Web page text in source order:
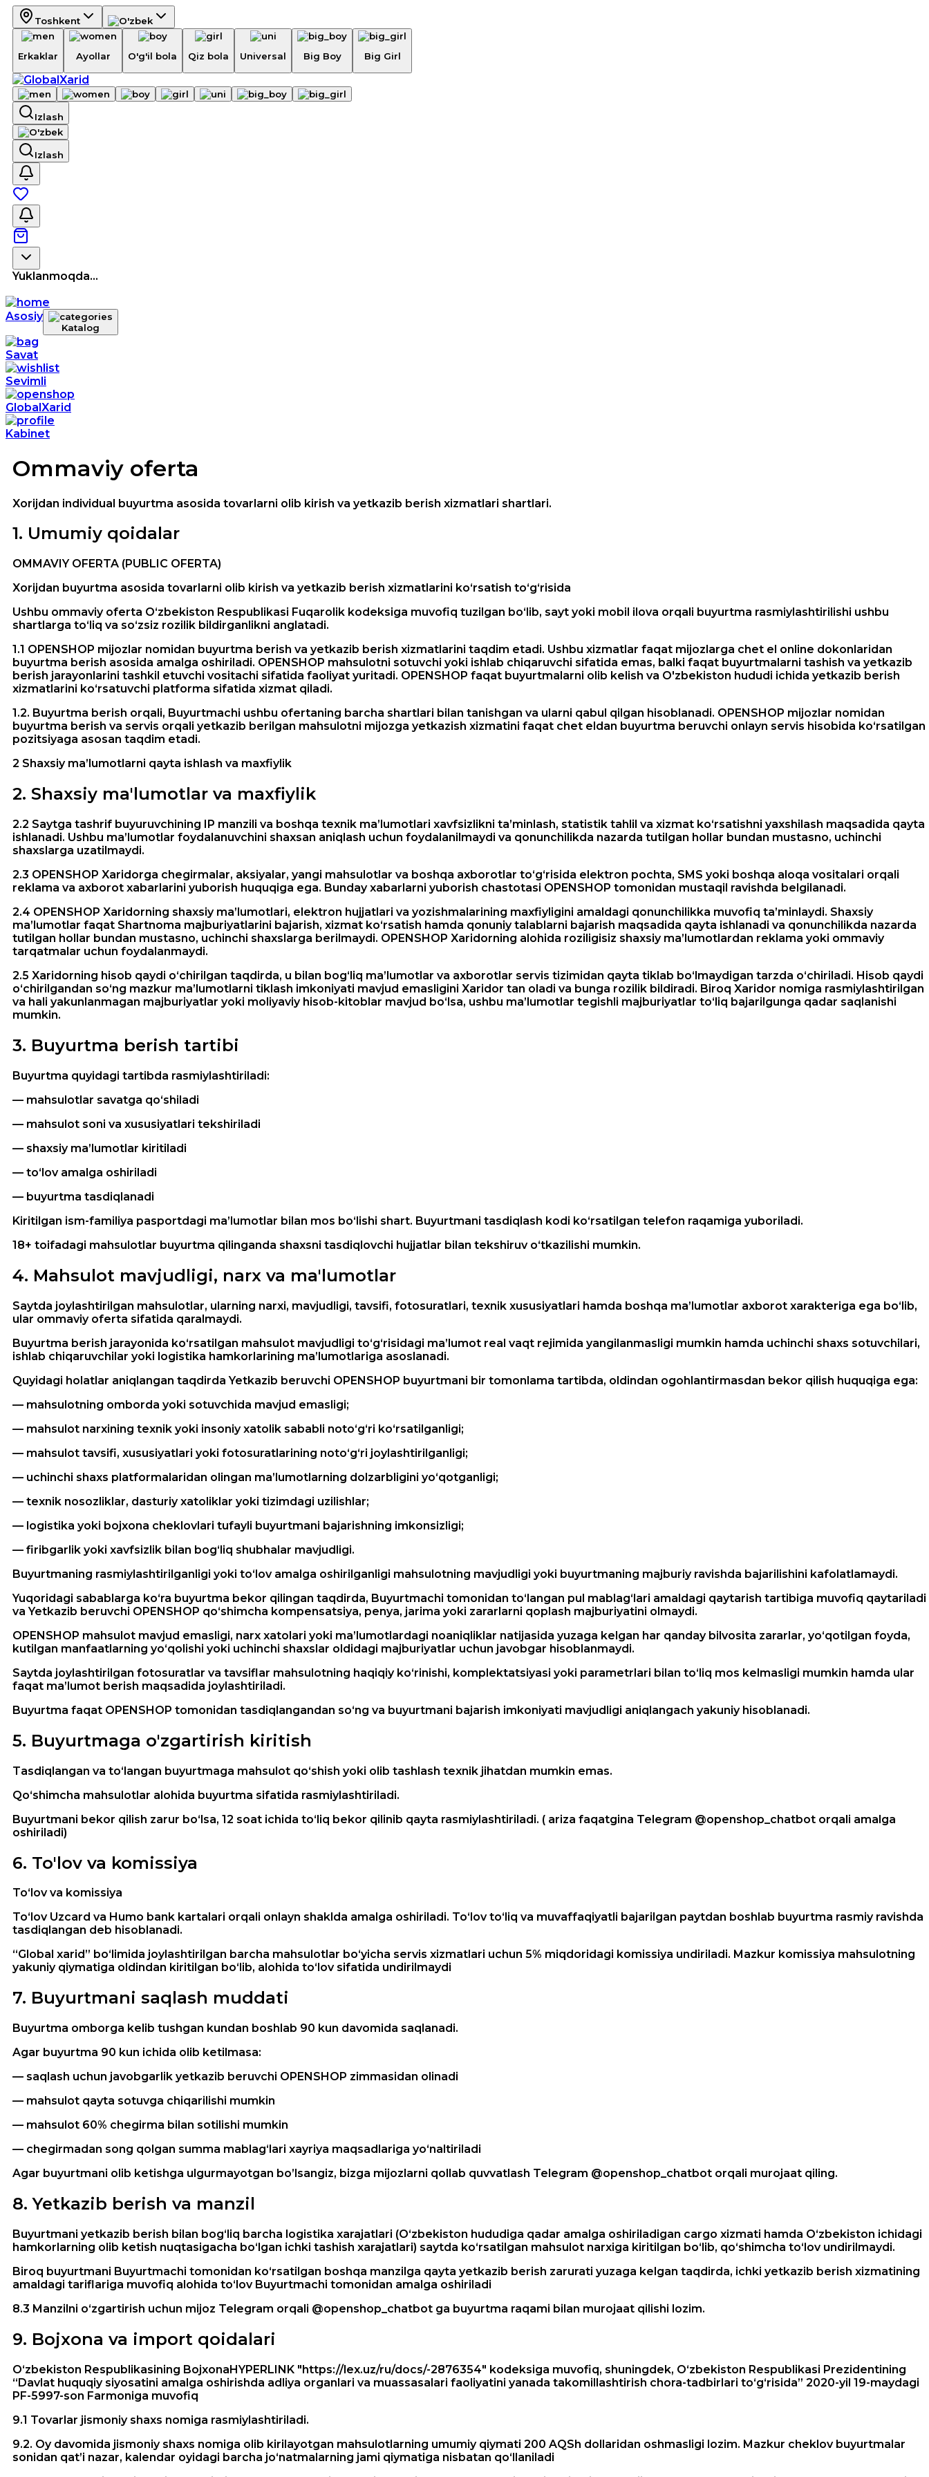
Toshkent
Erkaklar Ayollar O'g'il bola Qiz bola Universal Big Boy Big Girl
Izlash
Izlash
Yuklanmoqda...
Asosiy
Katalog
Savat
Sevimli
GlobalXarid
Kabinet
Ommaviy oferta
Xorijdan individual buyurtma asosida tovarlarni olib kirish va yetkazib berish xizmatlari shartlari.
1. Umumiy qoidalar
OMMAVIY OFERTA (PUBLIC OFERTA)
Xorijdan buyurtma asosida tovarlarni olib kirish va yetkazib berish xizmatlarini ko‘rsatish to‘g‘risida
Ushbu ommaviy oferta O‘zbekiston Respublikasi Fuqarolik kodeksiga muvofiq tuzilgan bo‘lib, sayt yoki mobil ilova orqali buyurtma rasmiylashtirilishi ushbu
shartlarga to‘liq va so‘zsiz rozilik bildirganlikni anglatadi.
1.1 OPENSHOP mijozlar nomidan buyurtma berish va yetkazib berish xizmatlarini taqdim etadi. Ushbu xizmatlar faqat mijozlarga chet el online dokonlaridan
buyurtma berish asosida amalga oshiriladi. OPENSHOP mahsulotni sotuvchi yoki ishlab chiqaruvchi sifatida emas, balki faqat buyurtmalarni tashish va yetkazib
berish jarayonlarini tashkil etuvchi vositachi sifatida faoliyat yuritadi. OPENSHOP faqat buyurtmalarni olib kelish va O'zbekiston hududi ichida yetkazib berish
xizmatlarini ko‘rsatuvchi platforma sifatida xizmat qiladi.
1.2. Buyurtma berish orqali, Buyurtmachi ushbu ofertaning barcha shartlari bilan tanishgan va ularni qabul qilgan hisoblanadi. OPENSHOP mijozlar nomidan
buyurtma berish va servis orqali yetkazib berilgan mahsulotni mijozga yetkazish xizmatini faqat chet eldan buyurtma beruvchi onlayn servis hisobida ko‘rsatilgan
pozitsiyaga asosan taqdim etadi.
2 Shaxsiy ma’lumotlarni qayta ishlash va maxfiylik
2. Shaxsiy ma'lumotlar va maxfiylik
2.2 Saytga tashrif buyuruvchining IP manzili va boshqa texnik ma’lumotlari xavfsizlikni ta’minlash, statistik tahlil va xizmat ko‘rsatishni yaxshilash maqsadida qayta
ishlanadi. Ushbu ma’lumotlar foydalanuvchini shaxsan aniqlash uchun foydalanilmaydi va qonunchilikda nazarda tutilgan hollar bundan mustasno, uchinchi
shaxslarga uzatilmaydi.
2.3 OPENSHOP Xaridorga chegirmalar, aksiyalar, yangi mahsulotlar va boshqa axborotlar to‘g‘risida elektron pochta, SMS yoki boshqa aloqa vositalari orqali
reklama va axborot xabarlarini yuborish huquqiga ega. Bunday xabarlarni yuborish chastotasi OPENSHOP tomonidan mustaqil ravishda belgilanadi.
2.4 OPENSHOP Xaridorning shaxsiy ma’lumotlari, elektron hujjatlari va yozishmalarining maxfiyligini amaldagi qonunchilikka muvofiq ta’minlaydi. Shaxsiy
ma’lumotlar faqat Shartnoma majburiyatlarini bajarish, xizmat ko‘rsatish hamda qonuniy talablarni bajarish maqsadida qayta ishlanadi va qonunchilikda nazarda
tutilgan hollar bundan mustasno, uchinchi shaxslarga berilmaydi. OPENSHOP Xaridorning alohida roziligisiz shaxsiy ma’lumotlardan reklama yoki ommaviy
tarqatmalar uchun foydalanmaydi.
2.5 Xaridorning hisob qaydi o‘chirilgan taqdirda, u bilan bog‘liq ma’lumotlar va axborotlar servis tizimidan qayta tiklab bo‘lmaydigan tarzda o‘chiriladi. Hisob qaydi
o‘chirilgandan so‘ng mazkur ma’lumotlarni tiklash imkoniyati mavjud emasligini Xaridor tan oladi va bunga rozilik bildiradi. Biroq Xaridor nomiga rasmiylashtirilgan
va hali yakunlanmagan majburiyatlar yoki moliyaviy hisob-kitoblar mavjud bo‘lsa, ushbu ma’lumotlar tegishli majburiyatlar to‘liq bajarilgunga qadar saqlanishi
mumkin.
3. Buyurtma berish tartibi
Buyurtma quyidagi tartibda rasmiylashtiriladi:
— mahsulotlar savatga qo‘shiladi
— mahsulot soni va xususiyatlari tekshiriladi
— shaxsiy ma’lumotlar kiritiladi
— to‘lov amalga oshiriladi
— buyurtma tasdiqlanadi
Kiritilgan ism-familiya pasportdagi ma’lumotlar bilan mos bo‘lishi shart. Buyurtmani tasdiqlash kodi ko‘rsatilgan telefon raqamiga yuboriladi.
18+ toifadagi mahsulotlar buyurtma qilinganda shaxsni tasdiqlovchi hujjatlar bilan tekshiruv o‘tkazilishi mumkin.
4. Mahsulot mavjudligi, narx va ma'lumotlar
Saytda joylashtirilgan mahsulotlar, ularning narxi, mavjudligi, tavsifi, fotosuratlari, texnik xususiyatlari hamda boshqa ma’lumotlar axborot xarakteriga ega bo‘lib,
ular ommaviy oferta sifatida qaralmaydi.
Buyurtma berish jarayonida ko‘rsatilgan mahsulot mavjudligi to‘g‘risidagi ma’lumot real vaqt rejimida yangilanmasligi mumkin hamda uchinchi shaxs sotuvchilari,
ishlab chiqaruvchilar yoki logistika hamkorlarining ma’lumotlariga asoslanadi.
Quyidagi holatlar aniqlangan taqdirda Yetkazib beruvchi OPENSHOP buyurtmani bir tomonlama tartibda, oldindan ogohlantirmasdan bekor qilish huquqiga ega:
— mahsulotning omborda yoki sotuvchida mavjud emasligi;
— mahsulot narxining texnik yoki insoniy xatolik sababli noto‘g‘ri ko‘rsatilganligi;
— mahsulot tavsifi, xususiyatlari yoki fotosuratlarining noto‘g‘ri joylashtirilganligi;
— uchinchi shaxs platformalaridan olingan ma’lumotlarning dolzarbligini yo‘qotganligi;
— texnik nosozliklar, dasturiy xatoliklar yoki tizimdagi uzilishlar;
— logistika yoki bojxona cheklovlari tufayli buyurtmani bajarishning imkonsizligi;
— firibgarlik yoki xavfsizlik bilan bog‘liq shubhalar mavjudligi.
Buyurtmaning rasmiylashtirilganligi yoki to‘lov amalga oshirilganligi mahsulotning mavjudligi yoki buyurtmaning majburiy ravishda bajarilishini kafolatlamaydi.
Yuqoridagi sabablarga ko‘ra buyurtma bekor qilingan taqdirda, Buyurtmachi tomonidan to‘langan pul mablag‘lari amaldagi qaytarish tartibiga muvofiq qaytariladi
va Yetkazib beruvchi OPENSHOP qo‘shimcha kompensatsiya, penya, jarima yoki zararlarni qoplash majburiyatini olmaydi.
OPENSHOP mahsulot mavjud emasligi, narx xatolari yoki ma’lumotlardagi noaniqliklar natijasida yuzaga kelgan har qanday bilvosita zararlar, yo‘qotilgan foyda,
kutilgan manfaatlarning yo‘qolishi yoki uchinchi shaxslar oldidagi majburiyatlar uchun javobgar hisoblanmaydi.
Saytda joylashtirilgan fotosuratlar va tavsiflar mahsulotning haqiqiy ko‘rinishi, komplektatsiyasi yoki parametrlari bilan to‘liq mos kelmasligi mumkin hamda ular
faqat ma’lumot berish maqsadida joylashtiriladi.
Buyurtma faqat OPENSHOP tomonidan tasdiqlangandan so‘ng va buyurtmani bajarish imkoniyati mavjudligi aniqlangach yakuniy hisoblanadi.
5. Buyurtmaga o'zgartirish kiritish
Tasdiqlangan va to‘langan buyurtmaga mahsulot qo‘shish yoki olib tashlash texnik jihatdan mumkin emas.
Qo‘shimcha mahsulotlar alohida buyurtma sifatida rasmiylashtiriladi.
Buyurtmani bekor qilish zarur bo‘lsa, 12 soat ichida to‘liq bekor qilinib qayta rasmiylashtiriladi. ( ariza faqatgina Telegram @openshop_chatbot orqali amalga
oshiriladi)
6. To'lov va komissiya
To‘lov va komissiya
To‘lov Uzcard va Humo bank kartalari orqali onlayn shaklda amalga oshiriladi. To‘lov to‘liq va muvaffaqiyatli bajarilgan paytdan boshlab buyurtma rasmiy ravishda
tasdiqlangan deb hisoblanadi.
“Global xarid” bo‘limida joylashtirilgan barcha mahsulotlar bo‘yicha servis xizmatlari uchun 5% miqdoridagi komissiya undiriladi. Mazkur komissiya mahsulotning
yakuniy qiymatiga oldindan kiritilgan bo‘lib, alohida to‘lov sifatida undirilmaydi
7. Buyurtmani saqlash muddati
Buyurtma omborga kelib tushgan kundan boshlab 90 kun davomida saqlanadi.
Agar buyurtma 90 kun ichida olib ketilmasa:
— saqlash uchun javobgarlik yetkazib beruvchi OPENSHOP zimmasidan olinadi
— mahsulot qayta sotuvga chiqarilishi mumkin
— mahsulot 60% chegirma bilan sotilishi mumkin
— chegirmadan song qolgan summa mablag‘lari xayriya maqsadlariga yo‘naltiriladi
Agar buyurtmani olib ketishga ulgurmayotgan bo’lsangiz, bizga mijozlarni qollab quvvatlash Telegram @openshop_chatbot orqali murojaat qiling.
8.Yetkazib berish va manzil
Buyurtmani yetkazib berish bilan bog‘liq barcha logistika xarajatlari (O‘zbekiston hududiga qadar amalga oshiriladigan cargo xizmati hamda O‘zbekiston ichidagi
hamkorlarning olib ketish nuqtasigacha bo‘lgan ichki tashish xarajatlari) saytda ko‘rsatilgan mahsulot narxiga kiritilgan bo‘lib, qo‘shimcha to‘lov undirilmaydi.
Biroq buyurtmani Buyurtmachi tomonidan ko‘rsatilgan boshqa manzilga qayta yetkazib berish zarurati yuzaga kelgan taqdirda, ichki yetkazib berish xizmatining
amaldagi tariflariga muvofiq alohida to‘lov Buyurtmachi tomonidan amalga oshiriladi
8.3 Manzilni o‘zgartirish uchun mijoz Telegram orqali @openshop_chatbot ga buyurtma raqami bilan murojaat qilishi lozim.
9. Bojxona va import qoidalari
Oʻzbekiston Respublikasining BojxonaHYPERLINK "https://lex.uz/ru/docs/-2876354" kodeksiga muvofiq, shuningdek, Oʻzbekiston Respublikasi Prezidentining
“Davlat huquqiy siyosatini amalga oshirishda adliya organlari va muassasalari faoliyatini yanada takomillashtirish chora-tadbirlari toʻgʻrisida” 2020-yil 19-maydagi
PF-5997-son Farmoniga muvofiq
9.1 Tovarlar jismoniy shaxs nomiga rasmiylashtiriladi.
9.2. Oy davomida jismoniy shaxs nomiga olib kirilayotgan mahsulotlarning umumiy qiymati 200 AQSh dollaridan oshmasligi lozim. Mazkur cheklov buyurtmalar
sonidan qat’i nazar, kalendar oyidagi barcha jo‘natmalarning jami qiymatiga nisbatan qo‘llaniladi